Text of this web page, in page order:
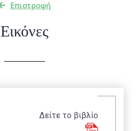
Επιστροφή
Εικόνες
Δείτε το βιβλίο